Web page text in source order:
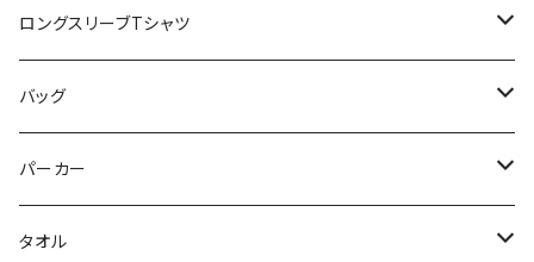
スポポポポニー
花いろは
Milky✳︎Sphene
シークレットシャノワール
ロングスリーブTシャツ
HIGH HIGH BEAM
Milky✳︎Sphene
バッグ
サコッシュ
パーカー
スポポポポニー
タオル